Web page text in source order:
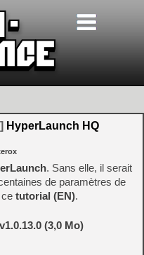
HyperLaunch HQ
. Sans elle, il serait
de paramètres de
tutorial (EN).
(3,0 Mo)